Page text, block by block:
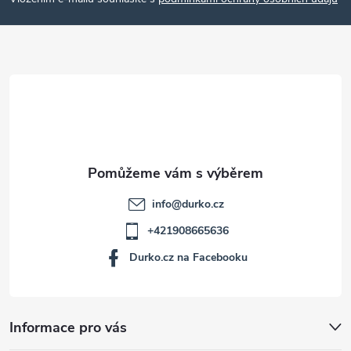
a
Informace pro vás
info@durko.cz
+421908665636
Durko.cz na Facebooku